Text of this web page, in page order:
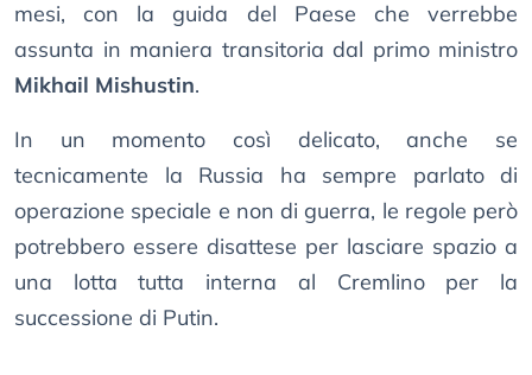
mesi, con la guida del Paese che verrebbe
assunta in maniera transitoria dal primo ministro
Mikhail Mishustin.
In un momento così delicato, anche se
tecnicamente la Russia ha sempre parlato di
operazione speciale e non di guerra, le regole però
potrebbero essere disattese per lasciare spazio a
una lotta tutta interna al Cremlino per la
successione di Putin.